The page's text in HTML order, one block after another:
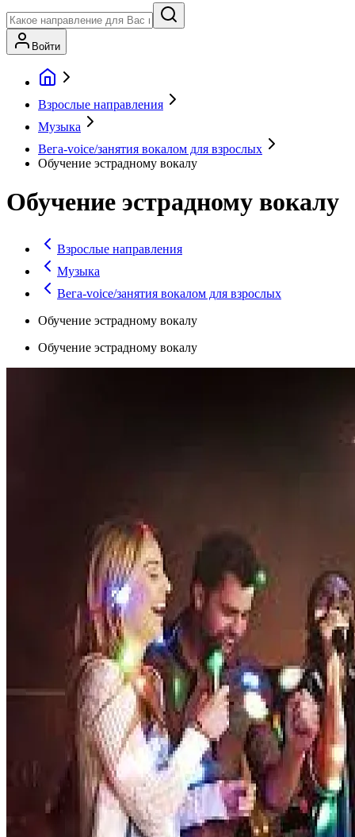
Войти
Взрослые направления
Музыка
Вега-voice/занятия вокалом для взрослых
Обучение эстрадному вокалу
Обучение эстрадному вокалу
Взрослые направления
Музыка
Вега-voice/занятия вокалом для взрослых
Обучение эстрадному вокалу
Обучение эстрадному вокалу